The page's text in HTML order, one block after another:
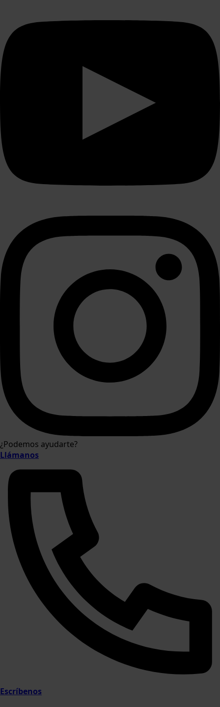
¿Podemos ayudarte?
Llámanos
Escríbenos